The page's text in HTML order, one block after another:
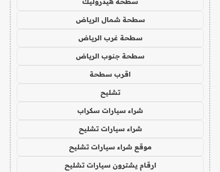
سطحة شمال الرياض
سطحة غرب الرياض
سطحة جنوب الرياض
اقرب سطحة
تشليح
شراء سيارات سكراب
شراء سيارات تشليح
موقع شراء سيارات تشليح
ارقام يشترون سيارات تشليح